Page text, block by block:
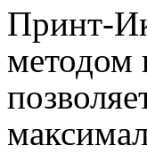
Принт-
методом